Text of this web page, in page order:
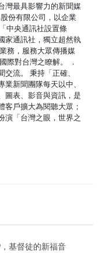
灣最具影響力的新聞媒
份有限公司，以企業
中央通訊社設置條
家通訊社，獨立超然執
務，服務大眾傳播媒
際對台灣之瞭解。 ．
流。 秉持「正確、
新聞團隊每天以中、
圖表、影音與資訊，是
客戶擴大為閱聽大眾；
演「台灣之眼，世界之
基督徒的新福音